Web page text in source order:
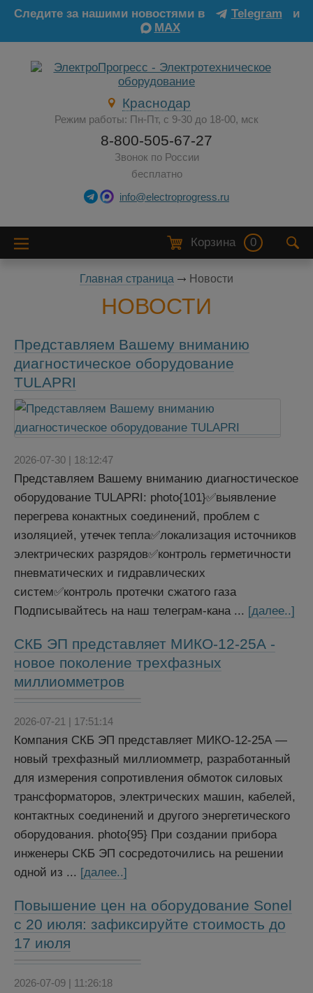
Следите за нашими новостями в Telegram
и
MAX
Краснодар
Режим работы: Пн-Пт, с 9-30 до 18-00, мск
8-800-505-67-27
Звонок по России
бесплатно
info@electroprogress.ru
Корзина 0
Главная страница Новости
НОВОСТИ
Представляем Вашему вниманию
диагностическое оборудование
TULAPRI
2026-07-30 | 18:12:47
Представляем Вашему вниманию диагностическое
оборудование TULAPRI: photo{101}✅выявление
перегрева конактных соединений, проблем с
изоляцией, утечек тепла✅локализация источников
электрических разрядов✅контроль герметичности
пневматических и гидравлических
систем✅контроль протечки сжатого газа
Подписывайтесь на наш телеграм-кана ... [далее..]
СКБ ЭП представляет МИКО-12-25А -
новое поколение трехфазных
миллиомметров
2026-07-21 | 17:51:14
Компания СКБ ЭП представляет МИКО-12-25А —
новый трехфазный миллиомметр, разработанный
для измерения сопротивления обмоток силовых
трансформаторов, электрических машин, кабелей,
контактных соединений и другого энергетического
оборудования. photo{95} При создании прибора
инженеры СКБ ЭП сосредоточились на решении
одной из ... [далее..]
Повышение цен на оборудование Sonel
с 20 июля: зафиксируйте стоимость до
17 июля
2026-07-09 | 11:26:18